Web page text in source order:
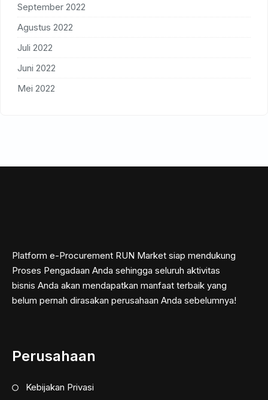
September 2022
Agustus 2022
Juli 2022
Juni 2022
Mei 2022
Platform e-Procurement RUN Market siap mendukung
Proses Pengadaan Anda sehingga seluruh aktivitas
bisnis Anda akan mendapatkan manfaat terbaik yang
belum pernah dirasakan perusahaan Anda sebelumnya!
Perusahaan
Kebijakan Privasi